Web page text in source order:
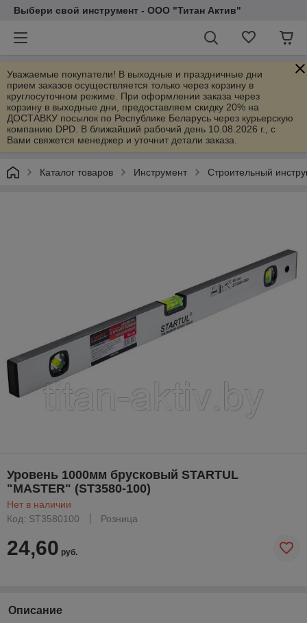
Выбери свой инструмент - ООО "Титан Актив"
Уважаемые покупатели! В выходные и праздничные дни
прием заказов осуществляется только через корзину в
круглосуточном режиме. При оформлении заказа через
корзину в выходные дни, предоставляем скидку 20% на
ДОСТАВКУ посылок по Республике Беларусь через курьерскую
компанию DPD. В ближайший рабочий день 10.08.2026 г., с
Вами свяжется менеджер и уточнит детали заказа.
Каталог товаров Инструмент Строительный
Уровень 1000мм брусковый STARTUL
"MASTER" (ST3580-100)
Нет в наличии
Код: ST3580100
Розница
24,60 руб.
Описание